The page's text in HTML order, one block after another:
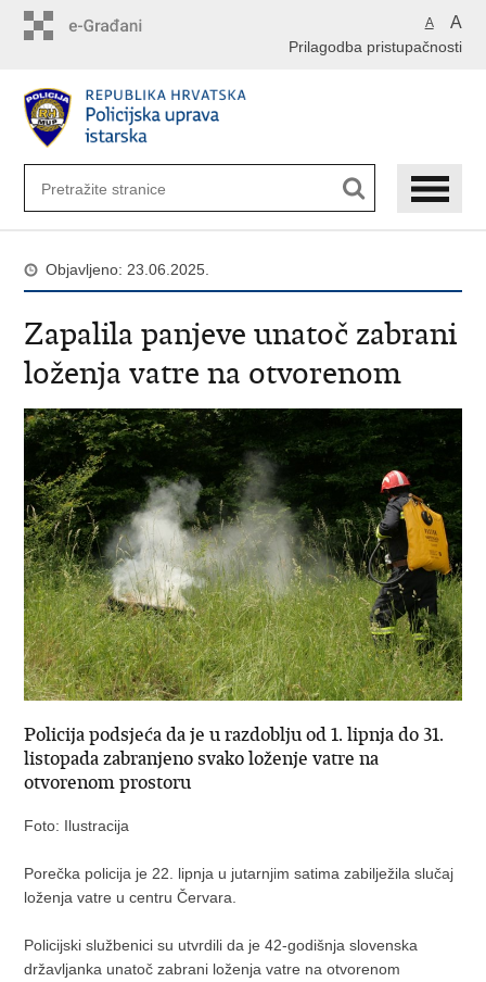
A A
Prilagodba pristupačnosti
Objavljeno: 23.06.2025.
Zapalila panjeve unatoč zabrani
loženja vatre na otvorenom
Policija podsjeća da je u razdoblju od 1. lipnja do 31.
listopada zabranjeno svako loženje vatre na
otvorenom prostoru
Foto: Ilustracija
Porečka policija je 22. lipnja u jutarnjim satima zabilježila slučaj
loženja vatre u centru Červara.
Policijski službenici su utvrdili da je 42-godišnja slovenska
državljanka unatoč zabrani loženja vatre na otvorenom